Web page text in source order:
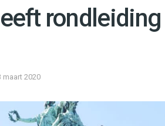
maart 2020